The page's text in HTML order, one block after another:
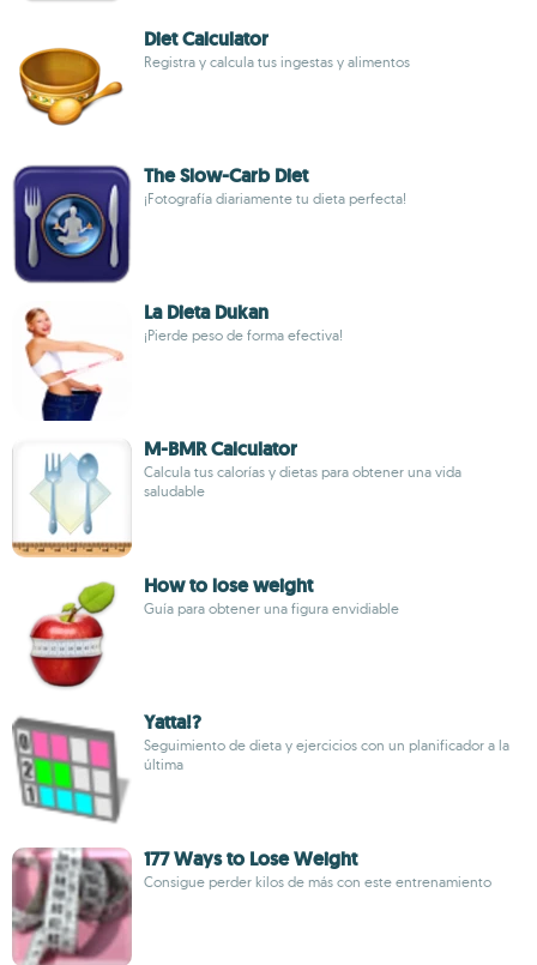
Diet Calculator
Registra y calcula tus ingestas y alimentos
The Slow-Carb Diet
¡Fotografía diariamente tu dieta perfecta!
La Dieta Dukan
¡Pierde peso de forma efectiva!
M-BMR Calculator
Calcula tus calorías y dietas para obtener una vida
saludable
How to lose weight
Guía para obtener una figura envidiable
Yatta!?
Seguimiento de dieta y ejercicios con un planificador a la
última
177 Ways to Lose Weight
Consigue perder kilos de más con este entrenamiento